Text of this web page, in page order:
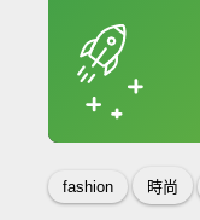
fashion 時尚